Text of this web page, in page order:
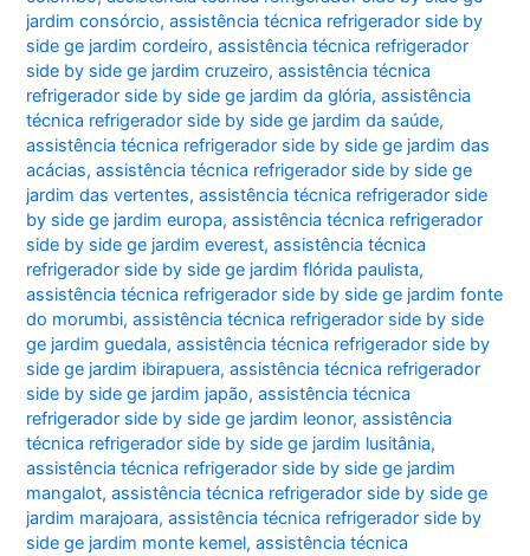
jardim consórcio,assistência técnica refrigerador side by
side ge jardim cordeiro,assistência técnica refrigerador
side by side ge jardim cruzeiro,assistência técnica
refrigerador side by side ge jardim da glória,assistência
técnica refrigerador side by side ge jardim da saúde,
assistência técnica refrigerador side by side ge jardim das
acácias,assistência técnica refrigerador side by side ge
jardim das vertentes,assistência técnica refrigerador side
by side ge jardim europa,assistência técnica refrigerador
side by side ge jardim everest,assistência técnica
refrigerador side by side ge jardim flórida paulista,
assistência técnica refrigerador side by side ge jardim fonte
do morumbi,assistência técnica refrigerador side by side
ge jardim guedala,assistência técnica refrigerador side by
side ge jardim ibirapuera,assistência técnica refrigerador
side by side ge jardim japão,assistência técnica
refrigerador side by side ge jardim leonor,assistência
técnica refrigerador side by side ge jardim lusitânia,
assistência técnica refrigerador side by side ge jardim
mangalot,assistência técnica refrigerador side by side ge
jardim marajoara,assistência técnica refrigerador side by
side ge jardim monte kemel,assistência técnica